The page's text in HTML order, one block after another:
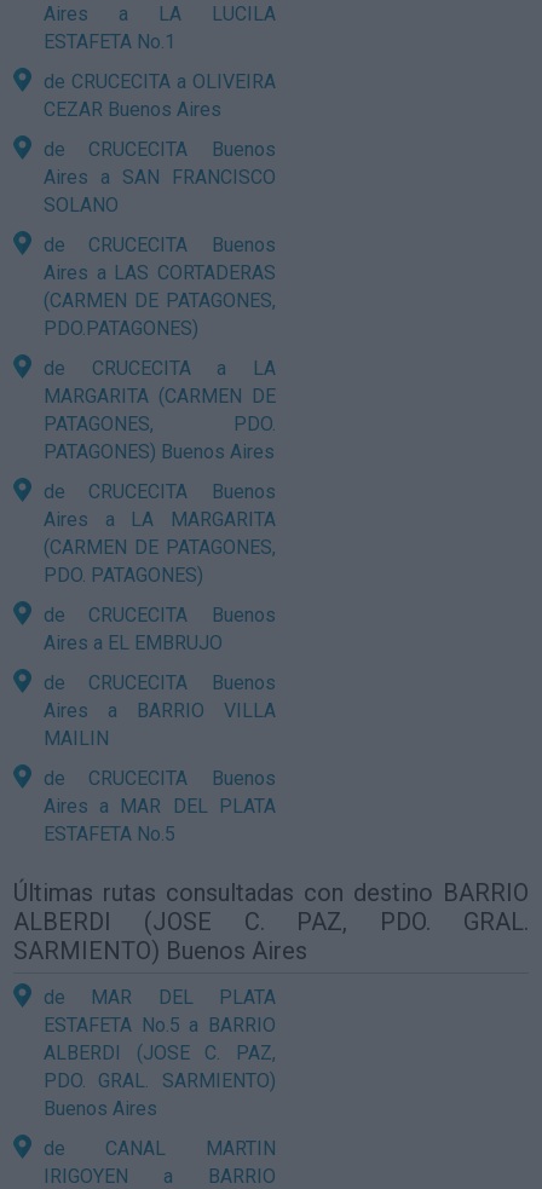
Aires a LA LUCILA
ESTAFETA No.1
de CRUCECITA a OLIVEIRA
CEZAR Buenos Aires
de CRUCECITA Buenos
Aires a SAN FRANCISCO
SOLANO
de CRUCECITA Buenos
Aires a LAS CORTADERAS
(CARMEN DE PATAGONES,
PDO.PATAGONES)
de CRUCECITA a LA
MARGARITA (CARMEN DE
PATAGONES, PDO.
PATAGONES) Buenos Aires
de CRUCECITA Buenos
Aires a LA MARGARITA
(CARMEN DE PATAGONES,
PDO. PATAGONES)
de CRUCECITA Buenos
Aires a EL EMBRUJO
de CRUCECITA Buenos
Aires a BARRIO VILLA
MAILIN
de CRUCECITA Buenos
Aires a MAR DEL PLATA
ESTAFETA No.5
Últimas rutas consultadas con destino BARRIO
ALBERDI (JOSE C. PAZ, PDO. GRAL.
SARMIENTO) Buenos Aires
de MAR DEL PLATA
ESTAFETA No.5 a BARRIO
ALBERDI (JOSE C. PAZ,
PDO. GRAL. SARMIENTO)
Buenos Aires
de CANAL MARTIN
IRIGOYEN a BARRIO